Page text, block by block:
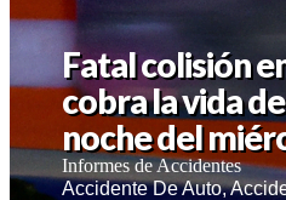
Fatal colisión
cobra la vida
noche del
Informes de Accidentes
Accidente De Auto,